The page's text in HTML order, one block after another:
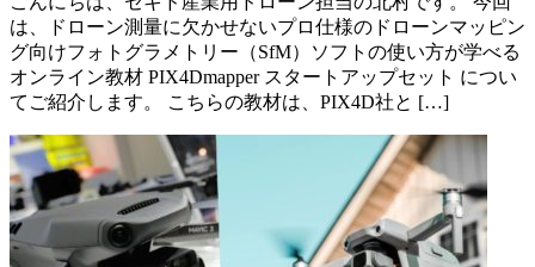
は、ドローン測量に欠かせないプロ仕様のドローンマッピン
グ向けフォトグラメトリー（SfM）ソフトの使い方が学べる
オンライン教材 PIX4Dmapper スタートアップセット につい
てご紹介します。 こちらの教材は、PIX4D社と […]